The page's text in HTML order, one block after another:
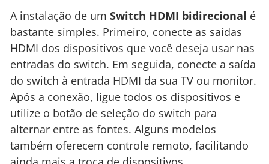
A instalação de um Switch HDMI bidirecional é
bastante simples. Primeiro, conecte as saídas
HDMI dos dispositivos que você deseja usar nas
entradas do switch. Em seguida, conecte a saída
do switch à entrada HDMI da sua TV ou monitor.
Após a conexão, ligue todos os dispositivos e
utilize o botão de seleção do switch para
alternar entre as fontes. Alguns modelos
também oferecem controle remoto, facilitando